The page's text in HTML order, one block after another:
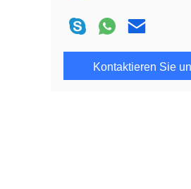
Kontaktieren Sie